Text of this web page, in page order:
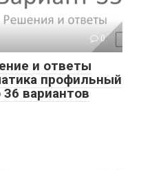
0
и ответы
профильный
вариантов